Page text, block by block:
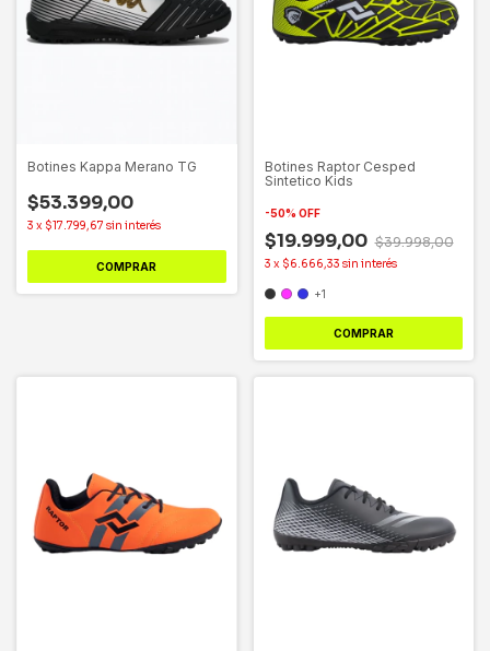
Botines Kappa Merano TG
$53.399,00
3 x $17.799,67 sin interés
COMPRAR
Botines Raptor Cesped
Sintetico Kids
-50% OFF
$19.999,00 $39.998,00
3 x $6.666,33 sin interés
+1
COMPRAR